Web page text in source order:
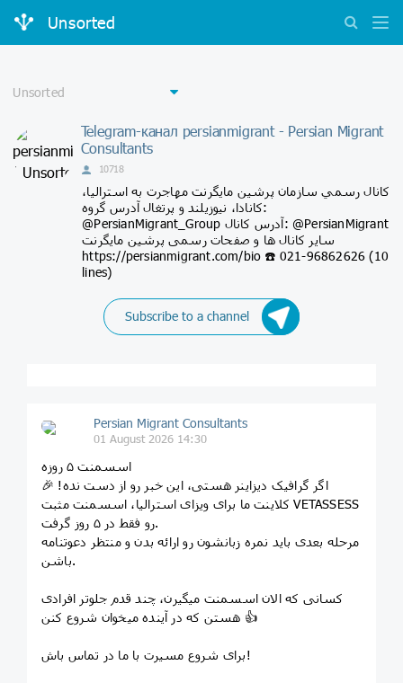
Unsorted
Telegram-канал persianmigrant - Persian Migrant
Consultants
10718
كانال رسمي سازمان پرشين مايگرنت مهاجرت به استراليا،
كانادا، نيوزيلند و پرتغال آدرس گروه:
@PersianMigrant_Group آدرس کانال: @PersianMigrant
سایر کانال ها و صفحات رسمی پرشین مایگرنت
https://persianmigrant.com/bio ☎️ 021-96862626 (10
lines)
Subscribe to a channel
Persian Migrant Consultants
01 August 2026 14:30
اسسمنت ۵ روزه
اگر گرافیک دیزاینر هستی، این خبر رو از دست نده! 🎉
کلاینت ما برای ویزای استرالیا، اسسمنت مثبت VETASSESS
رو فقط در ۵ روز گرفت.
مرحله بعدی باید نمره زبانشون رو ارائه بدن و منتظر دعوتنامه
باشن.
کسانی که الان اسسمنت میگیرن، چند قدم جلوتر افرادی
هستن که در آینده میخوان شروع کنن 👍
برای شروع مسیرت با ما در تماس باش!